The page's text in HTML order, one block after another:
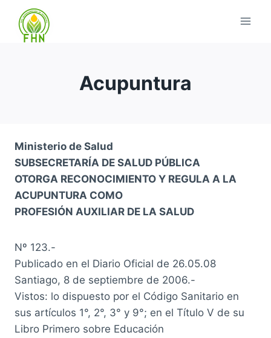
Acupuntura
Ministerio de Salud
SUBSECRETARÍA DE SALUD PÚBLICA
OTORGA RECONOCIMIENTO Y REGULA A LA
ACUPUNTURA COMO
PROFESIÓN AUXILIAR DE LA SALUD
Nº 123.-
Publicado en el Diario Oficial de 26.05.08
Santiago, 8 de septiembre de 2006.-
Vistos: lo dispuesto por el Código Sanitario en
sus artículos 1°, 2°, 3° y 9°; en el Título V de su
Libro Primero sobre Educación